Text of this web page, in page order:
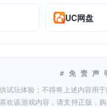
UC网盘
#免责声
试玩体验；不得将上述内容用
欢该游戏内容，请支持正版